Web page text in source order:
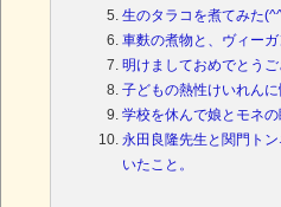
生のタラコを煮てみた
車麩の煮物と、ヴィー
明けましておめでとうご
子どもの熱性けいれんに
学校を休んで娘とモネの
永田良隆先生と関門ト
いたこと。